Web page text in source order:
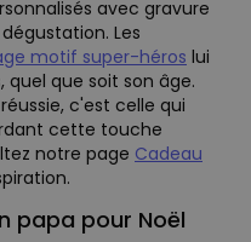
avec gravure
Les
motif super-héros lui
que soit son âge.
réussie, c'est celle qui
cette touche
notre page Cadeau
papa pour Noël